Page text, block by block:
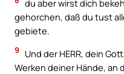
du aber wirst dich
gehorchen, daß du tust
gebiete.
9
Und der HERR, dein
Werken deiner Hände, an